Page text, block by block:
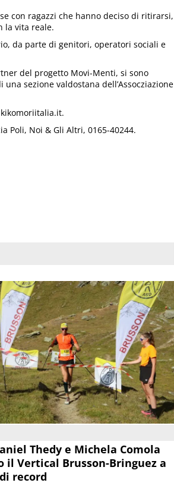
con ragazzi che hanno deciso di ritirarsi,
la vita reale.
da parte di genitori, operatori sociali e
del progetto Movi-Menti, si sono
sezione valdostana dell’Assocziazione
Poli, Noi & Gli Altri, 0165-40244.
Thedy e Michela Comola
il Vertical Brusson-Bringuez a
record